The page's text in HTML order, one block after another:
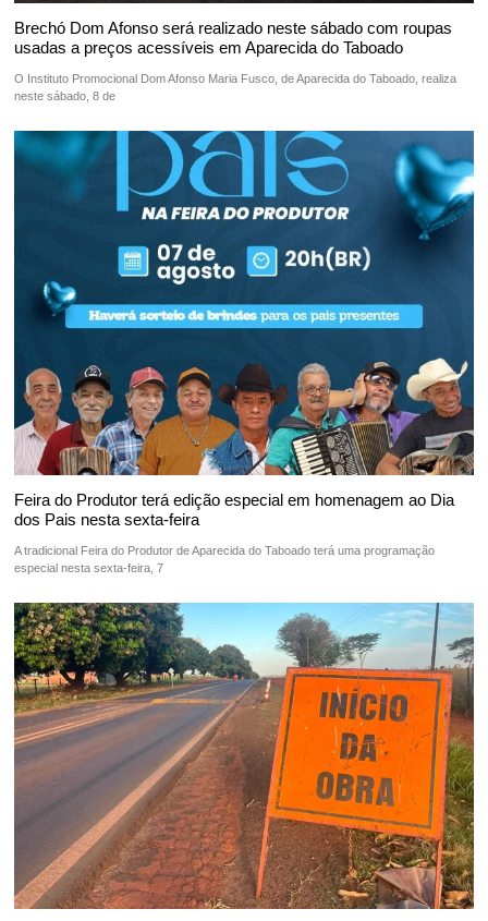
Brechó Dom Afonso será realizado neste sábado com roupas
usadas a preços acessíveis em Aparecida do Taboado
O Instituto Promocional Dom Afonso Maria Fusco, de Aparecida do Taboado, realiza
neste sábado, 8 de
Feira do Produtor terá edição especial em homenagem ao Dia
dos Pais nesta sexta-feira
A tradicional Feira do Produtor de Aparecida do Taboado terá uma programação
especial nesta sexta-feira, 7